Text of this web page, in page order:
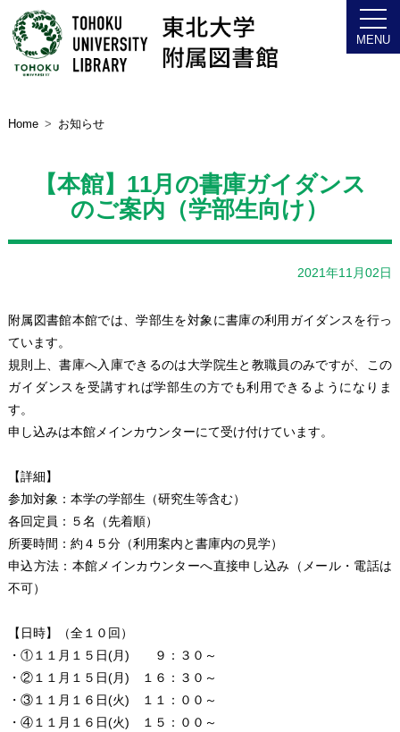
Home お知らせ
【本館】11月の書庫ガイダンス
のご案内（学部生向け）
2021年11月02日
附属図書館本館では、学部生を対象に書庫の利用ガイダンスを行っ
ています。
規則上、書庫へ入庫できるのは大学院生と教職員のみですが、この
ガイダンスを受講すれば学部生の方でも利用できるようになりま
す。
申し込みは本館メインカウンターにて受け付けています。
【詳細】
参加対象：本学の学部生（研究生等含む）
各回定員：５名（先着順）
所要時間：約４５分（利用案内と書庫内の見学）
申込方法：本館メインカウンターへ直接申し込み（メール・電話は
不可）
【日時】（全１０回）
・①１１月１５日(月) ９：３０～
・②１１月１５日(月) １６：３０～
・③１１月１６日(火) １１：００～
・④１１月１６日(火) １５：００～